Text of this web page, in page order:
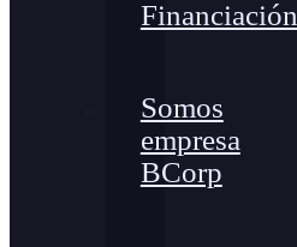
Financiación
Somos
empresa
BCorp